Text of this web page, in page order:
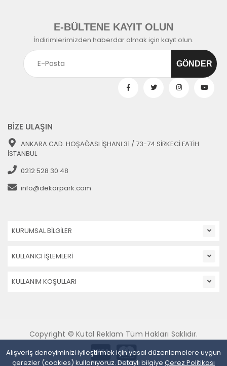
Alışveriş deneyiminizi iyileştirmek için yasal düzenlemelere uygun
çerezler (cookies) kullanıyoruz. Detaylı bilgiye Çerez Politikası
E-BÜLTENE KAYIT OLUN
İndirimlerimizden haberdar olmak için kayıt olun.
BİZE ULAŞIN
ANKARA CAD. HOŞAĞASI İŞHANI 31 / 73-74 SİRKECİ FATİH
İSTANBUL
0212 528 30 48
info@dekorpark.com
KURUMSAL BİLGİLER
KULLANICI İŞLEMLERİ
KULLANIM KOŞULLARI
Copyright © Kutal Reklam Tüm Hakları Saklıdır.